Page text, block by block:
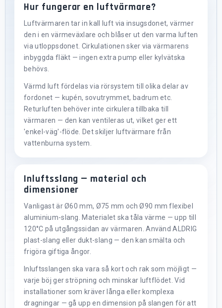
Hur fungerar en luftvärmare?
Luftvärmaren tar in kall luft via insugsdonet, värmer
den i en värmeväxlare och blåser ut den varma luften
via utloppsdonet. Cirkulationen sker via värmarens
inbyggda fläkt — ingen extra pump eller kylvätska
behövs.
Värmd luft fördelas via rörsystem till olika delar av
fordonet — kupén, sovutrymmet, badrum etc.
Returluften behöver inte cirkulera tillbaka till
värmaren — den kan ventileras ut, vilket ger ett
'enkel-väg'-flöde. Det skiljer luftvärmare från
vattenburna system.
Inluftsslang — material och
dimensioner
Vanligast är Ø60 mm, Ø75 mm och Ø90 mm flexibel
aluminium-slang. Materialet ska tåla värme — upp till
120°C på utgångssidan av värmaren. Använd ALDRIG
plast-slang eller dukt-slang — den kan smälta och
frigöra giftiga ångor.
Inluftsslangen ska vara så kort och rak som möjligt —
varje böj ger ströpning och minskar luftflödet. Vid
installationer som kräver långa eller komplexa
dragningar — gå upp en dimension på slangen för att